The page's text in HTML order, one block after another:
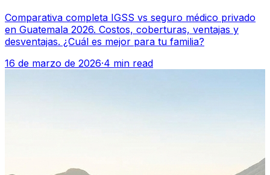
Comparativa completa IGSS vs seguro médico privado
en Guatemala 2026. Costos, coberturas, ventajas y
desventajas. ¿Cuál es mejor para tu familia?
16 de marzo de 2026·4 min read